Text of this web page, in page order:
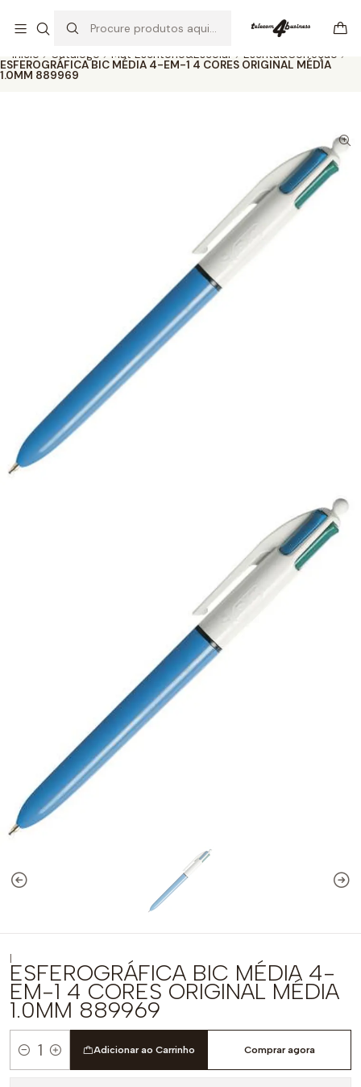
Ler mais
Início Catálogo Mat Escritório&Escolar Escrita&Correção
ESFEROGRÁFICA BIC MÉDIA 4-EM-1 4 CORES ORIGINAL MÉDIA
1.0MM 889969
|
ESFEROGRÁFICA BIC MÉDIA 4-
EM-1 4 CORES ORIGINAL MÉDIA
1.0MM 889969
Quantidade
Adicionar ao Carrinho Comprar agora